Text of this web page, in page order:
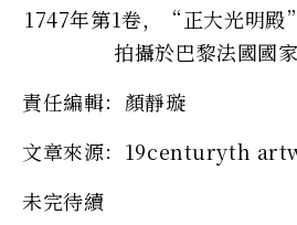
1747年第1卷，“正大光明殿
拍攝於巴黎法國國家
責任編輯：顏靜璇
文章來源：19centuryth
未完待續